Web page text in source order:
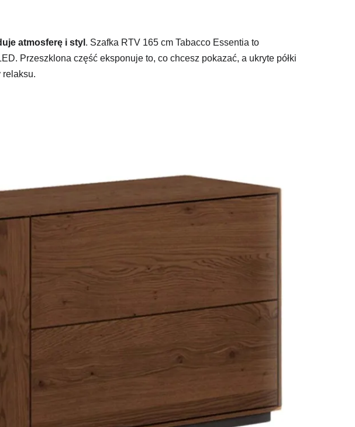
atmosferę i styl . Szafka RTV 165 cm Tabacco Essentia to
Przeszklona część eksponuje to, co chcesz pokazać, a ukryte półki
relaksu.